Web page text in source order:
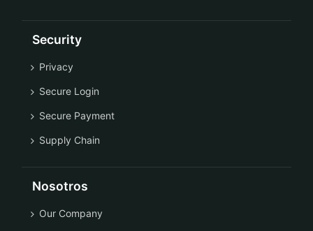
Security
Privacy
Secure Login
Secure Payment
Supply Chain
Nosotros
Our Company